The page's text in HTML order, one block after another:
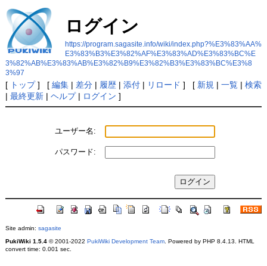
ログイン
https://program.sagasite.info/wiki/index.php?%E3%83%AA%
E3%83%B3%E3%82%AF%E3%83%AD%E3%83%BC%E
3%82%AB%E3%83%AB%E3%82%B9%E3%82%B3%E3%83%BC%E3%8
3%97
[ トップ] [ 編集| 差分| 履歴| 添付| リロード ] [ 新規 | 一覧| 検索
| 最終更新| ヘルプ| ログイン ]
ユーザー名:
パスワード:
Site admin: sagasite
PukiWiki 1.5.4© 2001-2022 PukiWiki Development Team. Powered by PHP 8.4.13. HTML
convert time: 0.001 sec.